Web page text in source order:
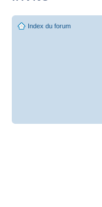
Index du forum